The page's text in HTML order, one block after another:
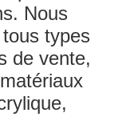
Nous
types
de vente,